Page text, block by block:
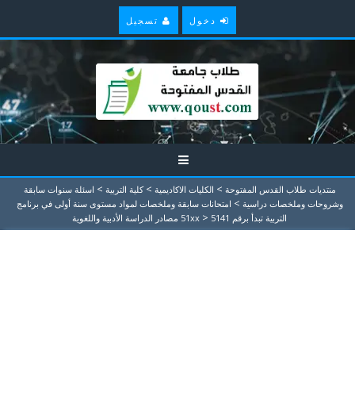
دخول تسجيل
منتديات طلاب القدس المفتوحة > الكليات الاكاديمية > كلية التربية > اسئلة سنوات سابقة
وشروحات وملخصات دراسية > امتحانات سابقة وملخصات لمواد مستوى سنة أولى في برنامج
التربية تبدأ برقم 51xx
> 5141 مصادر الدراسة الأدبية واللغوية